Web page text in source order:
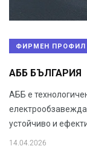
ФИРМЕН ПРОФИЛ
АББ БЪЛГАРИЯ
АББ е
устойчиво и
14.04.2026